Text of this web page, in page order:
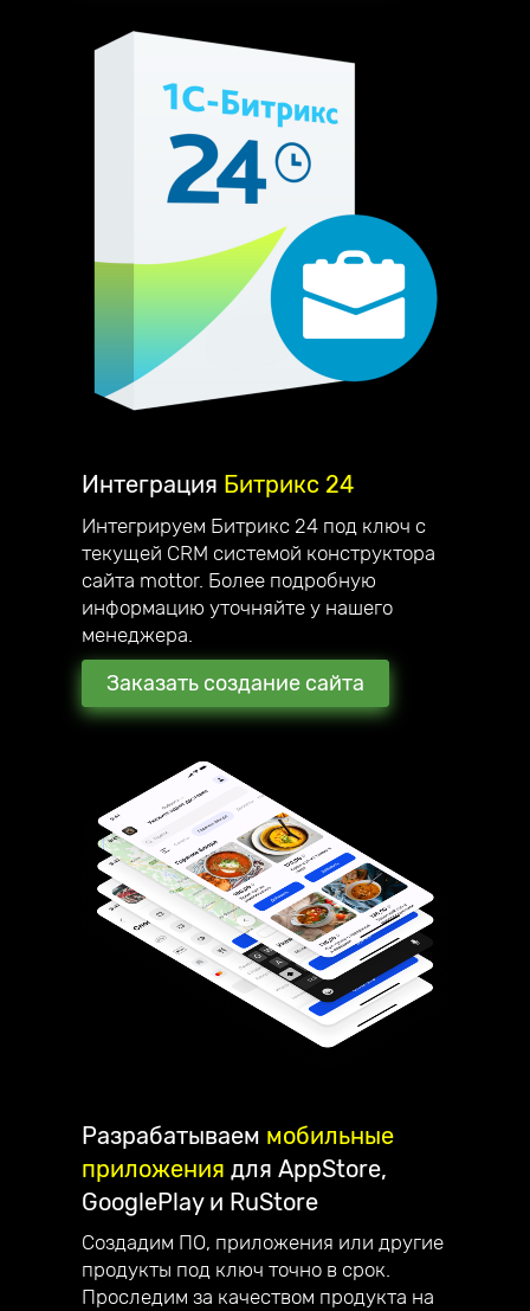
Интеграция Битрикс 24
Интегрируем Битрикс 24 под ключ с
текущей CRM системой конструктора
сайта mottor. Более подробную
информацию уточняйте у нашего
менеджера.
Заказать создание сайта
Разрабатываем мобильные
приложения для AppStore,
GooglePlay и RuStore
Создадим ПО, приложения или другие
продукты под ключ точно в срок.
Проследим за качеством продукта на